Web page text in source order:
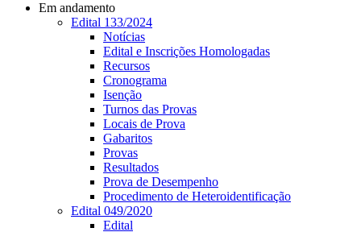
Em andamento
Edital 133/2024
Notícias
Edital e Inscrições Homologadas
Recursos
Cronograma
Isenção
Turnos das Provas
Locais de Prova
Gabaritos
Provas
Resultados
Prova de Desempenho
Procedimento de Heteroidentificação
Edital 049/2020
Edital